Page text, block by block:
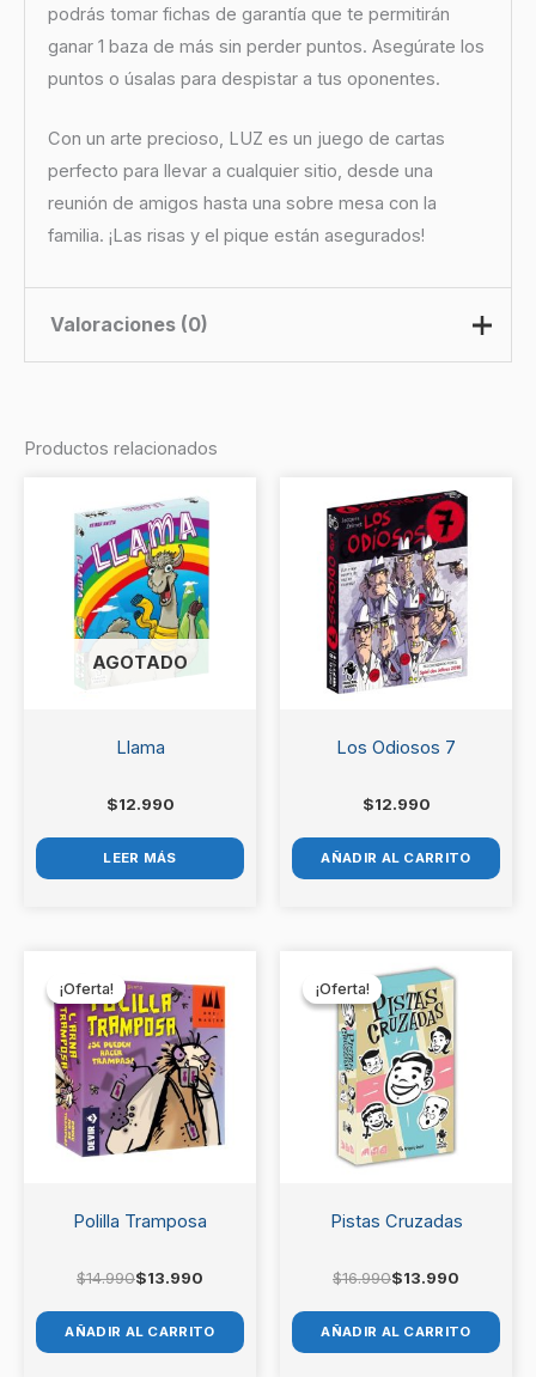
podrás tomar fichas de garantía que te permitirán
ganar 1 baza de más sin perder puntos. Asegúrate los
puntos o úsalas para despistar a tus oponentes.
Con un arte precioso, LUZ es un juego de cartas
perfecto para llevar a cualquier sitio, desde una
reunión de amigos hasta una sobre mesa con la
familia. ¡Las risas y el pique están asegurados!
Valoraciones (0)
Debesaccederpara publicar una valoración.
Productos relacionados
AGOTADO
Llama
$12.990
LEER MÁS
Los Odiosos 7
$12.990
AÑADIR AL CARRITO
¡Oferta!
¡Oferta!
Polilla Tramposa
$14.990
precio
original
era:
$14.990.
$13.990
precio
actual
es:
$13.990.
AÑADIR AL CARRITO
¡Oferta!
¡Oferta!
Pistas Cruzadas
$16.990
precio
original
era:
$16.990.
$13.990
precio
actual
es:
$13.990.
AÑADIR AL CARRITO